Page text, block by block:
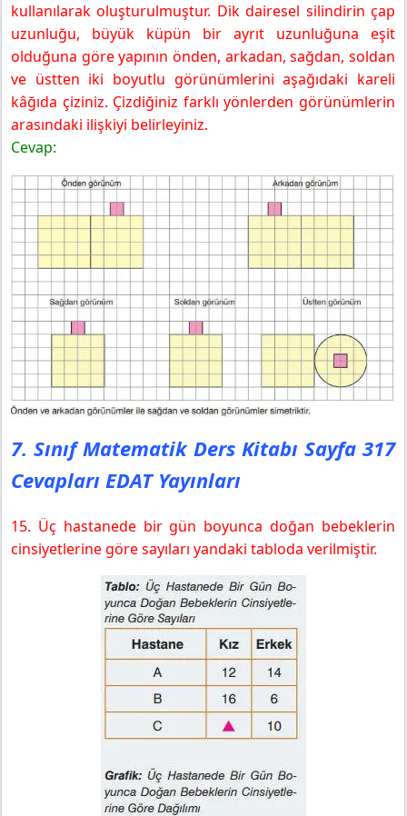
kullanılarak oluşturulmuştur. Dik dairesel silindirin çap
uzunluğu, büyük küpün bir ayrıt uzunluğuna eşit
olduğuna göre yapının önden, arkadan, sağdan, soldan
ve üstten iki boyutlu görünümlerini aşağıdaki kareli
kâğıda çiziniz. Çizdiğiniz farklı yönlerden görünümlerin
arasındaki ilişkiyi belirleyiniz.
Cevap:
7. Sınıf Matematik Ders Kitabı Sayfa 317
Cevapları EDAT Yayınları
15. Üç hastanede bir gün boyunca doğan bebeklerin
cinsiyetlerine göre sayıları yandaki tabloda verilmiştir.